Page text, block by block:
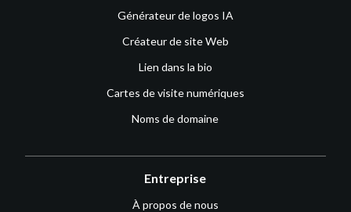
Générateur de logos IA
Créateur de site Web
Lien dans la bio
Cartes de visite numériques
Noms de domaine
Entreprise
À propos de nous